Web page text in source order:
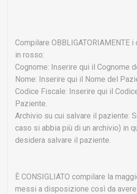
Compilare OBBLIGATORIAMENTE
in rosso:
Cognome: Inserire qui il Cognome
Nome: Inserire qui il Nome del
Codice Fiscale: Inserire qui il
Paziente.
Archivio su cui salvare il paziente:
caso si abbia più di un archivio) in
desidera salvare il paziente.
È CONSIGLIATO compilare la
messi a disposizione così da avere